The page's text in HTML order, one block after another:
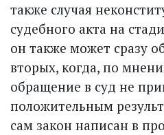
также случая
судебного акта на
он также может сразу
вторых, когда, по
обращение в суд не
положительным
сам закон написан в